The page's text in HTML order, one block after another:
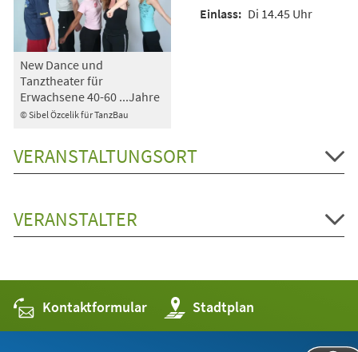
© Sibel Özcelik für TanzBau
New Dance und
Tanztheater für
Erwachsene 40-60 ...Jahre
Di 14.45 Uhr
VERANSTALTUNGSORT
VERANSTALTER
Kontaktformular Stadtplan
(Öffnet
in
einem